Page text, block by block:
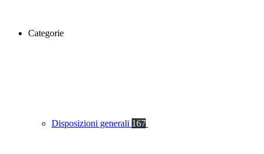
Categorie
Disposizioni generali 167